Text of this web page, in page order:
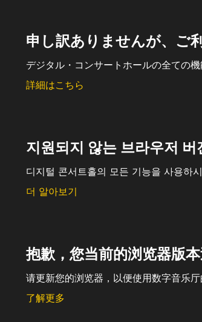
申し訳ありませんが、ご
デジタル・コンサートホールの全ての
詳細はこちら
지원되지 않는 브라우저 버
디지털 콘서트홀의 모든 기능을 사용하
더 알아보기
抱歉，您当前的浏览器版
请更新您的浏览器，以便使用数字音乐厅
了解更多